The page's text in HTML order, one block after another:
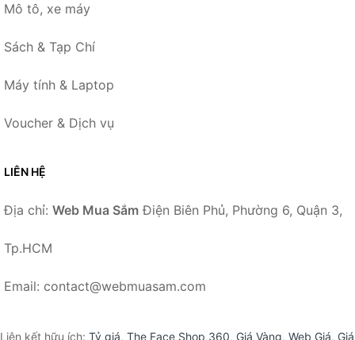
Mô tô, xe máy
Sách & Tạp Chí
Máy tính & Laptop
Voucher & Dịch vụ
LIÊN HỆ
Địa chỉ: Web Mua Sắm Điện Biên Phủ, Phường 6, Quận 3,
Tp.HCM
Email: contact@webmuasam.com
Liên kết hữu ích: Tỷ giá, The Face Shop 360, Giá Vàng, Web Giá, Giá